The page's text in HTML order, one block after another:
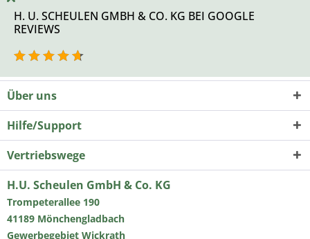
H. U. SCHEULEN GMBH & CO. KG BEI GOOGLE
REVIEWS
Über uns
Hilfe/Support
Vertriebswege
H.U. Scheulen GmbH & Co. KG
Trompeterallee 190
41189 Mönchengladbach
Gewerbegebiet Wickrath